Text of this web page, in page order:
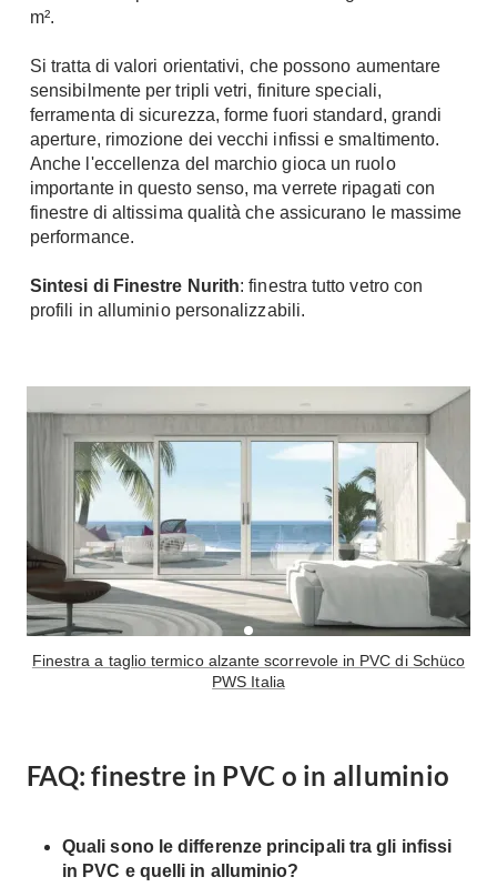
m².
Si tratta di valori orientativi, che possono aumentare
sensibilmente per tripli vetri, finiture speciali,
ferramenta di sicurezza, forme fuori standard, grandi
aperture, rimozione dei vecchi infissi e smaltimento.
Anche l'eccellenza del marchio gioca un ruolo
importante in questo senso, ma verrete ripagati con
finestre di altissima qualità che assicurano le massime
performance.
Sintesi di Finestre Nurith: finestra tutto vetro con
profili in alluminio personalizzabili.
Finestra a taglio termico alzante scorrevole in PVC di Schüco
PWS Italia
FAQ: finestre in PVC o in alluminio
Quali sono le differenze principali tra gli infissi
in PVC e quelli in alluminio?